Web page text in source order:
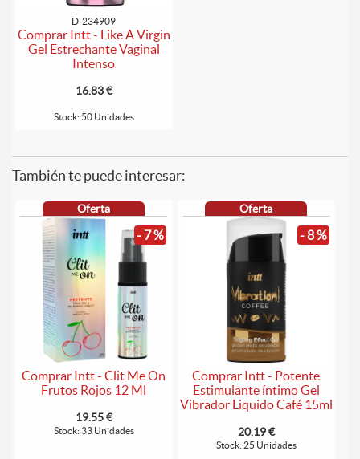
D-234909
Comprar Intt - Like A Virgin
Gel Estrechante Vaginal
Intenso
16.83 €
Stock: 50 Unidades
También te puede interesar:
Oferta
- 7 %
Comprar Intt - Clit Me On
Frutos Rojos 12 Ml
19.55 €
Stock: 33 Unidades
Oferta
- 8 %
Comprar Intt - Potente
Estimulante íntimo Gel
Vibrador Liquido Café 15ml
20.19 €
Stock: 25 Unidades